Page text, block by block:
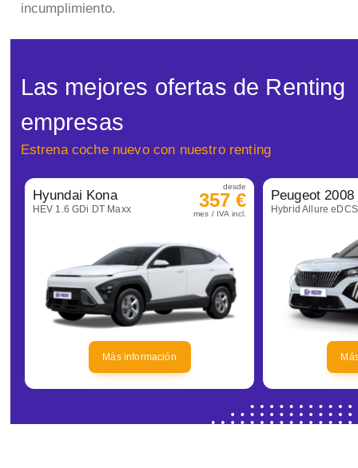
incumplimiento.
Las mejores ofertas de Renting
empresas
Estrena coche nuevo con nuestro renting
Hyundai Kona
HEV 1.6 GDi DT Maxx
desde
357 €
mes / IVA incl.
Más información
Peugeot 2008
Hybrid Allure